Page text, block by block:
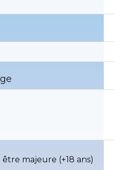
majeure (+18 ans)